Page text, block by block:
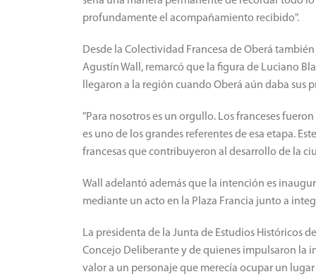
profundamente el acompañamiento recibido".
Desde la Colectividad Francesa de Oberá
Agustín Wall, remarcó que la figura de Luciano
llegaron a la región cuando Oberá aún daba sus
"Para nosotros es un orgullo. Los franceses
es uno de los grandes referentes de esa etapa.
francesas que contribuyeron al desarrollo de la
Wall adelantó además que la intención es
mediante un acto en la Plaza Francia junto a
La presidenta de la Junta de Estudios Históricos
Concejo Deliberante y de quienes impulsaron la
valor a un personaje que merecía ocupar un